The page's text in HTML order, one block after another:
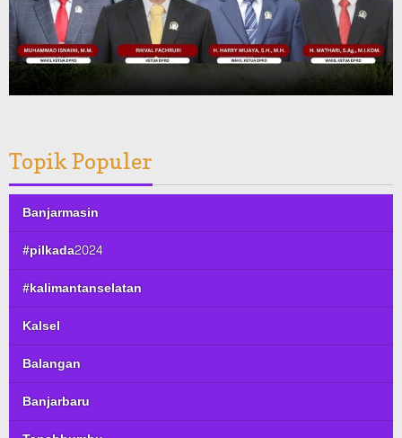
Topik Populer
Banjarmasin
#pilkada2024
#kalimantanselatan
Kalsel
Balangan
Banjarbaru